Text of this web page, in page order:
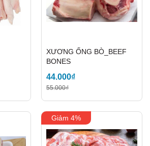
XƯƠNG ỐNG BÒ_BEEF
BONES
44.000₫
55.000₫
Giảm 4%